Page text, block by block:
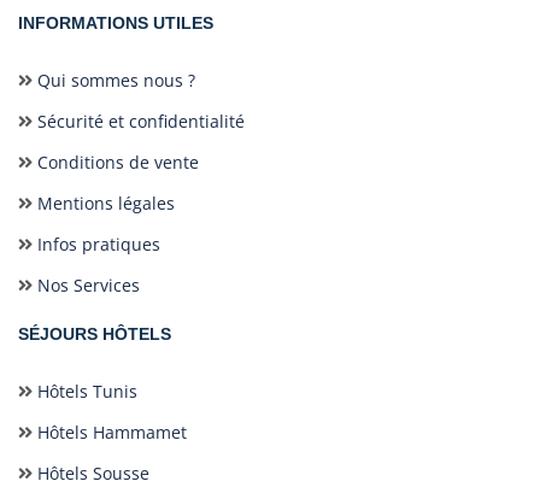
INFORMATIONS UTILES
Qui sommes nous ?
Sécurité et confidentialité
Conditions de vente
Mentions légales
Infos pratiques
Nos Services
SÉJOURS HÔTELS
Hôtels Tunis
Hôtels Hammamet
Hôtels Sousse